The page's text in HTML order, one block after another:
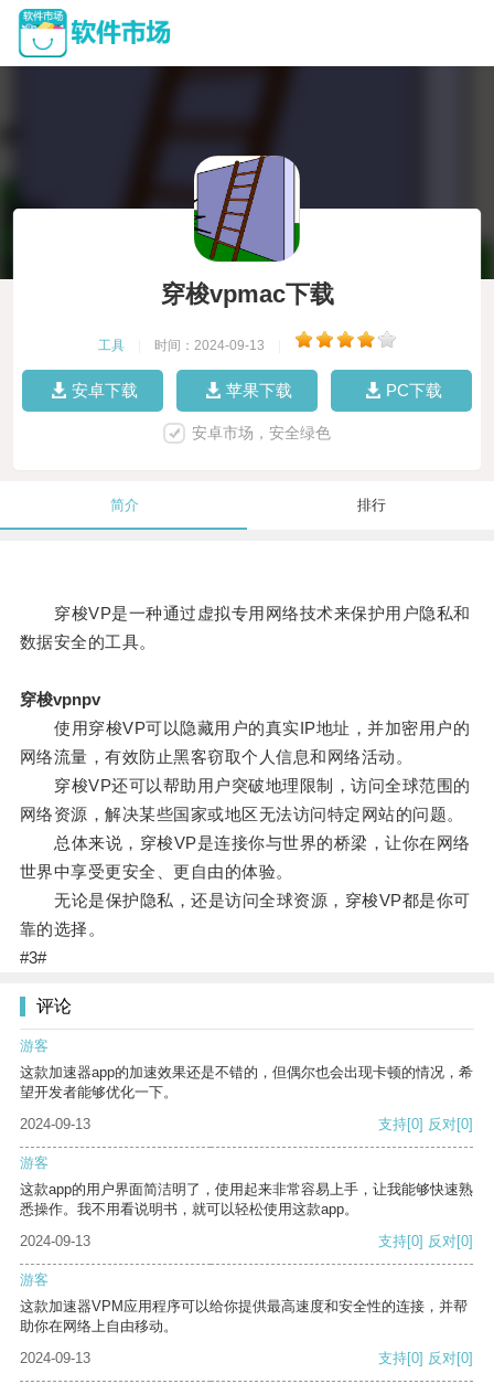
穿梭vpmac下载
工具 时间：2024-09-13
安卓下载 苹果下载 PC下载
安卓市场，安全绿色
简介 排行
穿梭VP是一种通过虚拟专用网络技术来保护用户隐私和
数据安全的工具。
穿梭vpnpv
使用穿梭VP可以隐藏用户的真实IP地址，并加密用户的
网络流量，有效防止黑客窃取个人信息和网络活动。
穿梭VP还可以帮助用户突破地理限制，访问全球范围的
网络资源，解决某些国家或地区无法访问特定网站的问题。
总体来说，穿梭VP是连接你与世界的桥梁，让你在网络
世界中享受更安全、更自由的体验。
无论是保护隐私，还是访问全球资源，穿梭VP都是你可
靠的选择。
#3#
评论
游客
这款加速器app的加速效果还是不错的，但偶尔也会出现卡顿的情况，希
望开发者能够优化一下。
2024-09-13
支持[0] 反对[0]
游客
这款app的用户界面简洁明了，使用起来非常容易上手，让我能够快速熟
悉操作。我不用看说明书，就可以轻松使用这款app。
2024-09-13
支持[0] 反对[0]
游客
这款加速器VPM应用程序可以给你提供最高速度和安全性的连接，并帮
助你在网络上自由移动。
2024-09-13
支持[0] 反对[0]